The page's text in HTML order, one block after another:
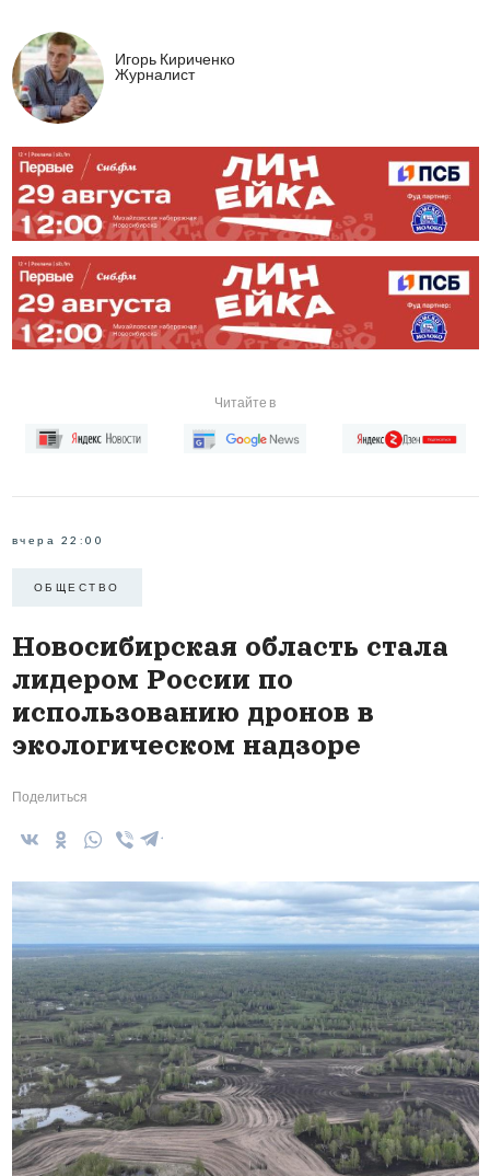
Игорь Кириченко
Журналист
Читайте в
вчера 22:00
ОБЩЕСТВО
Новосибирская область стала
лидером России по
использованию дронов в
экологическом надзоре
Поделиться